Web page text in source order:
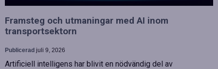
Framsteg och utmaningar med AI inom
transportsektorn
Publicerad juli 9, 2026
Artificiell intelligens har blivit en nödvändig del av